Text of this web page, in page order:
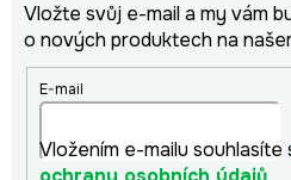
Vložte svůj e-mail a my vám
o nových produktech na
E-mail
Vložením e-mailu souhlasíte